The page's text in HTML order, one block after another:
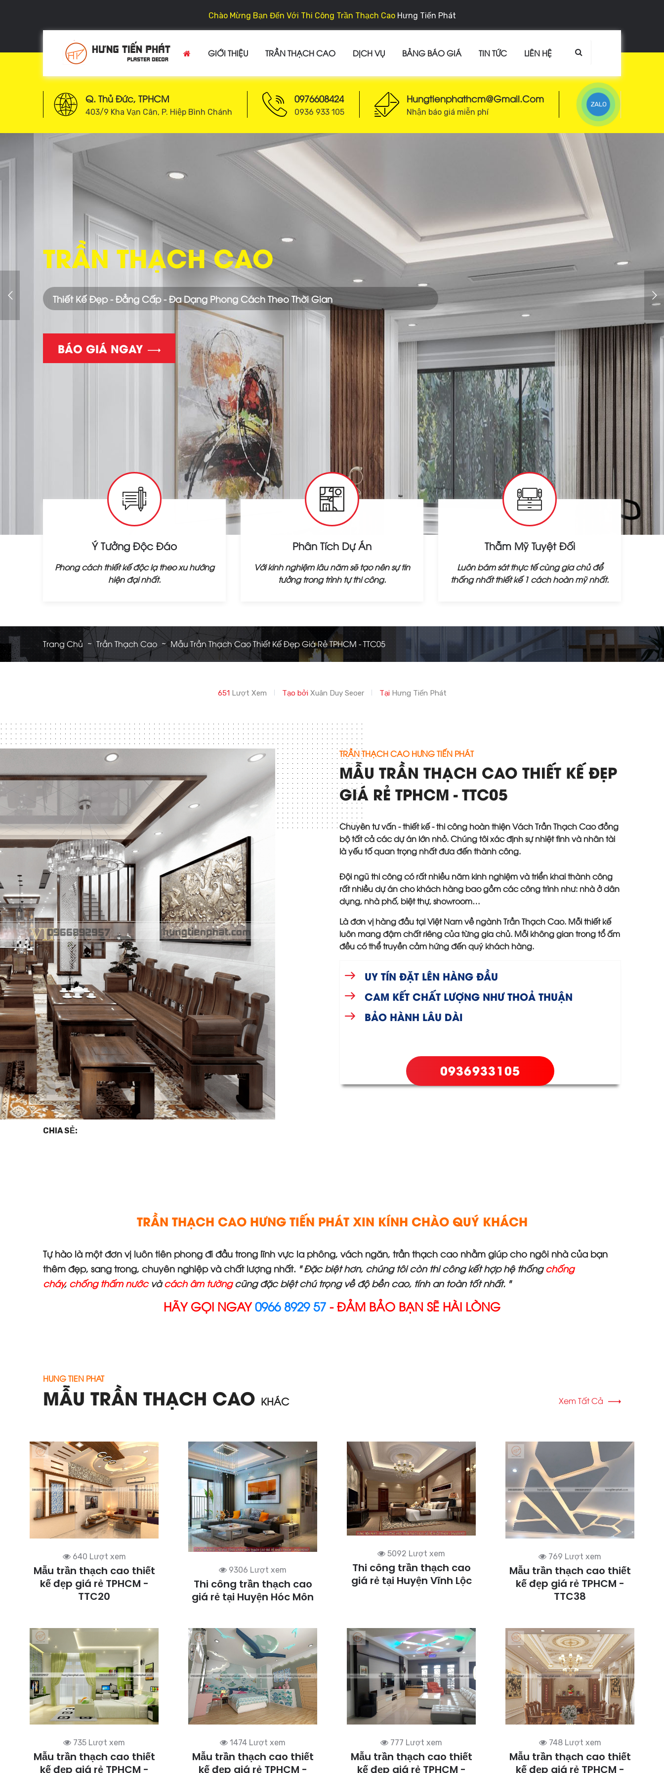
Chào Mừng Bạn Đến Với Thi Công Trần Thạch Cao Hưng Tiến Phát
GIỚI THIỆU TRẦN THẠCH CAO DỊCH VỤ BẢNG BÁO GIÁ TIN TỨC LIÊN HỆ
Q. Thủ Đức, TPHCM
403/9 Kha Vạn Cân, P. Hiệp Bình Chánh
0976608424
0936 933 105
Hungtienphathcm@gmail.com
Nhận báo giá miễn phí
ZALO
TRẦN THẠCH CAO
Thiết Kế Đẹp - Đẳng Cấp - Đa Dạng Phong Cách Theo Thời Gian
BÁO GIÁ NGAY
Ý Tưởng Độc Đáo
Phong cách thiết kế độc lạ theo xu hướng
hiện đại nhất.
Phân Tích Dự Án
Với kinh nghiệm lâu năm sẽ tạo nên sự tin
tưởng trong trình tự thi công.
Thẫm Mỹ Tuyệt Đối
Luôn bám sát thực tế cùng gia chủ để
thống nhất thiết kế 1 cách hoàn mỹ nhất.
Trang Chủ Trần Thạch Cao Mẫu Trần Thạch Cao Thiết Kế Đẹp Giá Rẻ TPHCM - TTC05
651 Lượt Xem Tạo bởi Xuân Duy Seoer Tại Hưng Tiến Phát
CHIA SẺ:
TRẦN THẠCH CAO HƯNG TIẾN PHÁT
MẪU TRẦN THẠCH CAO THIẾT KẾ ĐẸP
GIÁ RẺ TPHCM - TTC05
Chuyên tư vấn - thiết kế - thi công hoàn thiện Vách Trần Thạch Cao đồng
bộ tất cả các dự án lớn nhỏ. Chúng tôi xác định sự nhiệt tình và nhân tài
là yếu tố quan trọng nhất đưa đến thành công.
Đội ngũ thi công có rất nhiều năm kinh nghiệm và triển khai thành công
rất nhiều dự án cho khách hàng bao gồm các công trình như: nhà ở dân
dụng, nhà phố, biệt thự, showroom…
Là đơn vị hàng đầu tại Việt Nam về ngành Trần Thạch Cao. Mỗi thiết kế
luôn mang đậm chất riêng của từng gia chủ. Mỗi không gian trong tổ ấm
đều có thể truyền cảm hứng đến quý khách hàng.
UY TÍN ĐẶT LÊN HÀNG ĐẦU
CAM KẾT CHẤT LƯỢNG NHƯ THOẢ THUẬN
BẢO HÀNH LÂU DÀI
0936933105
TRẦN THẠCH CAO HƯNG TIẾN PHÁT XIN KÍNH CHÀO QUÝ KHÁCH
Tự hào là một đơn vị luôn tiên phong đi đầu trong lĩnh vực la phông, vách ngăn, trần thạch cao nhằm giúp cho ngôi nhà của bạn
thêm đẹp, sang trong, chuyên nghiệp và chất lượng nhất. " Đặc biệt hơn, chúng tôi còn thi công kết hợp hệ thốngchống
cháy, chống thấm nướcvàcách âm tườngcũng đặc biệt chú trọng về độ bền cao, tính an toàn tốt nhất. "
HÃY GỌI NGAY0966 8929 57 - ĐẢM BẢO BẠN SẼ HÀI LÒNG
HUNG TIEN PHAT
MẪU TRẦN THẠCH CAO KHÁC Xem Tất Cả
640 Lượt xem
Mẫu trần thạch cao thiết
kế đẹp giá rẻ TPHCM -
TTC20
9306 Lượt xem
Thi công trần thạch cao
giá rẻ tại Huyện Hóc Môn
5092 Lượt xem
Thi công trần thạch cao
giá rẻ tại Huyện Vĩnh Lộc
769 Lượt xem
Mẫu trần thạch cao thiết
kế đẹp giá rẻ TPHCM -
TTC38
735 Lượt xem
Mẫu trần thạch cao thiết
kế đẹp giá rẻ TPHCM -
1474 Lượt xem
Mẫu trần thạch cao thiết
kế đẹp giá rẻ TPHCM -
777 Lượt xem
Mẫu trần thạch cao thiết
kế đẹp giá rẻ TPHCM -
748 Lượt xem
Mẫu trần thạch cao thiết
kế đẹp giá rẻ TPHCM -